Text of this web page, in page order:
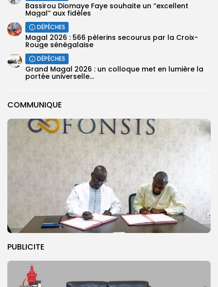
COMMUNIQUE
PUBLICITE
Bassirou Diomaye Faye souhaite un ‘’excellent
Magal’’ aux fidèles
DÉPÊCHES
Magal 2026 : 566 pèlerins secourus par la Croix-
Rouge sénégalaise
DÉPÊCHES
Grand Magal 2026 : un colloque met en lumière la
portée universelle...